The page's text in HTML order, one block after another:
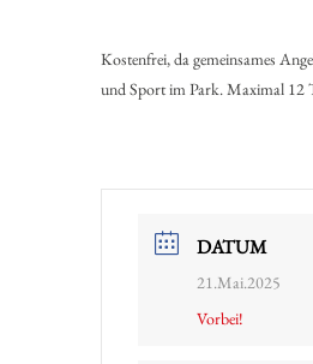
Kostenfrei, da gemeinsames
und Sport im Park. Maximal 12
DATUM
21.Mai.2025
Vorbei!